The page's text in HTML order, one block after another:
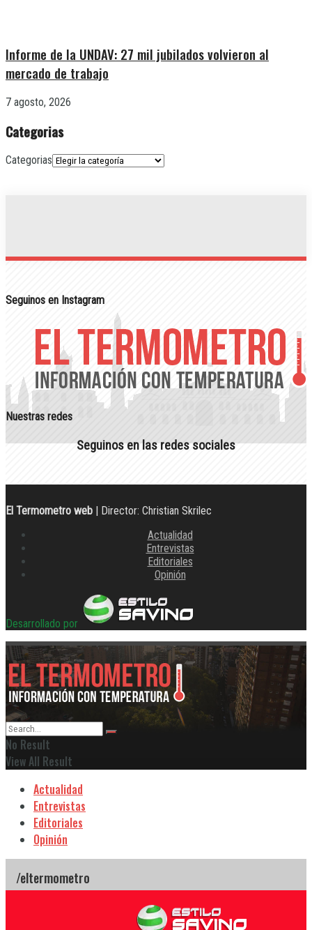
Informe de la UNDAV: 27 mil jubilados volvieron al
mercado de trabajo
7 agosto, 2026
Categorias
Categorias
Seguinos en Instagram
Nuestras redes
Seguinos en las redes sociales
El Termometro web | Director: Christian Skrilec
Actualidad
Entrevistas
Editoriales
Opinión
Desarrollado por
No Result
View All Result
Actualidad
Entrevistas
Editoriales
Opinión